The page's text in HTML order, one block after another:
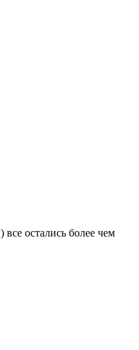
остались более чем